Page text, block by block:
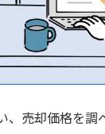
、売却価格を調